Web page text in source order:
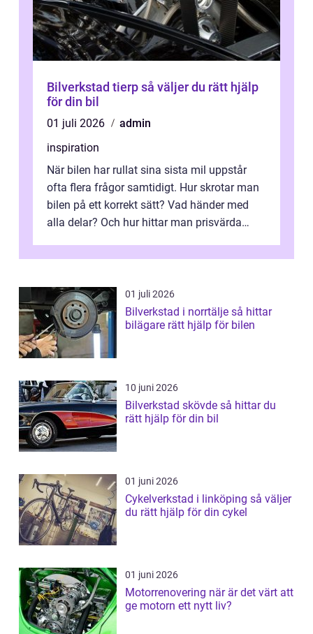
Bilverkstad tierp så väljer du rätt hjälp
för din bil
01 juli 2026
admin
inspiration
När bilen har rullat sina sista mil uppstår
ofta flera frågor samtidigt. Hur skrotar man
bilen på ett korrekt sätt? Vad händer med
alla delar? Och hur hittar man prisvärda
01 juli 2026
Bilverkstad i norrtälje så hittar
bilägare rätt hjälp för bilen
10 juni 2026
Bilverkstad skövde så hittar du
rätt hjälp för din bil
01 juni 2026
Cykelverkstad i linköping så väljer
du rätt hjälp för din cykel
01 juni 2026
Motorrenovering när är det värt att
ge motorn ett nytt liv?